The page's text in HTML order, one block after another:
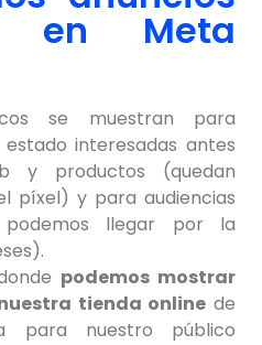
en Meta
se muestran para
interesadas antes
y productos (quedan
píxel) y para audiencias
llegar por la
podemos mostrar
tienda online de
para nuestro público